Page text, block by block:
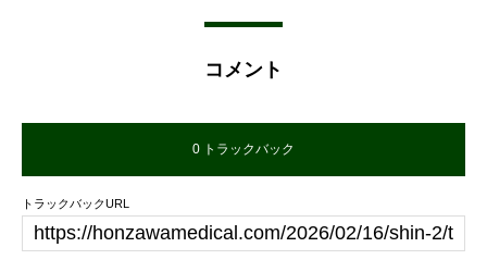
コメント
0 トラックバック
トラックバックURL